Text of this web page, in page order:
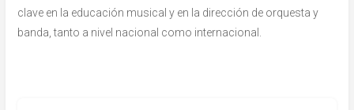
clave en la educación musical y en la dirección de orquesta y
banda, tanto a nivel nacional como internacional.